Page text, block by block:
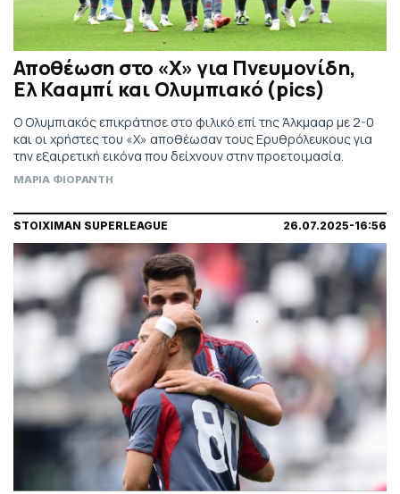
Αποθέωση στο «Χ» για Πνευμονίδη,
Ελ Κααμπί και Ολυμπιακό (pics)
Ο Ολυμπιακός επικράτησε στο φιλικό επί της Άλκμααρ με 2-0
και οι χρήστες του «Χ» αποθέωσαν τους Ερυθρόλευκους για
την εξαιρετική εικόνα που δείχνουν στην προετοιμασία.
ΜΑΡΙΑ ΦΙΟΡΑΝΤΗ
STOIXIMAN SUPERLEAGUE 26.07.2025-16:56